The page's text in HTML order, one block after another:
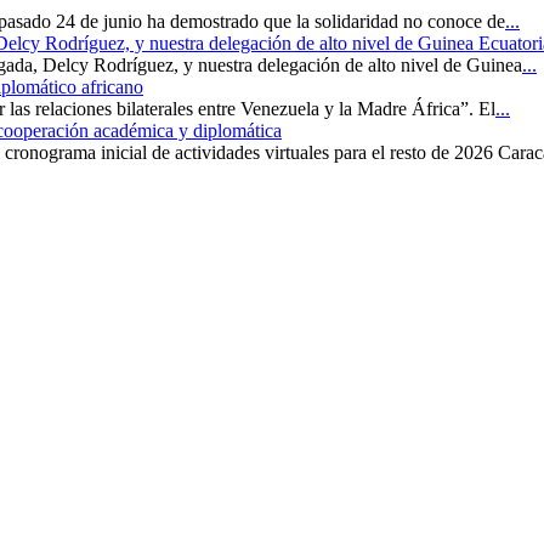
24 de junio ha demostrado que la solidaridad no conoce de...
Rodríguez, y nuestra delegación de alto nivel de Guinea
Delcy Rodríguez, y nuestra delegación de alto nivel de Guinea...
africano
relaciones bilaterales entre Venezuela y la Madre África”. El...
académica y diplomática
inicial de actividades virtuales para el resto de 2026